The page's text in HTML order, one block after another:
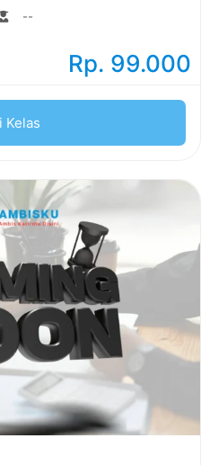
--
Rp. 99.000
Kelas